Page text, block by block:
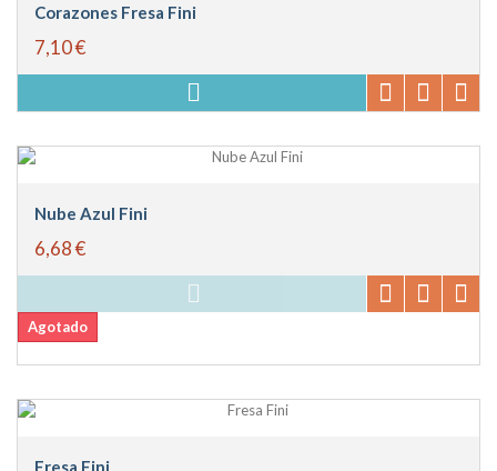
Corazones Fresa Fini
7,10 €
Nube Azul Fini
6,68 €
Agotado
Fresa Fini